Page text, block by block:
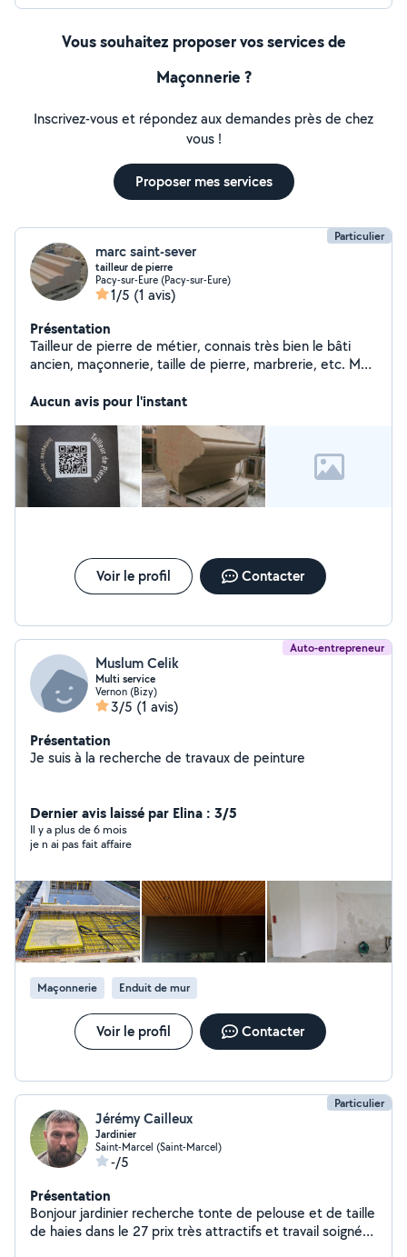
Vous souhaitez proposer vos services de
Maçonnerie ?
Inscrivez-vous et répondez aux demandes près de chez
vous !
Proposer mes services
Particulier
marc saint-sever
tailleur de pierre
Pacy-sur-Eure (Pacy-sur-Eure)
1/5 (1 avis)
Présentation
Tailleur de pierre de métier, connais très bien le bâti
ancien, maçonnerie, taille de pierre, marbrerie, etc. Mon
Aucun avis pour l'instant
Voir le profil Contacter
Auto-entrepreneur
Muslum Celik
Multi service
Vernon (Bizy)
3/5 (1 avis)
Présentation
Je suis à la recherche de travaux de peinture
Dernier avis laissé par Elina : 3/5
Il y a plus de 6 mois
je n ai pas fait affaire
Maçonnerie Enduit de mur
Voir le profil Contacter
Particulier
Jérémy Cailleux
Jardinier
Saint-Marcel (Saint-Marcel)
-/5
Présentation
Bonjour jardinier recherche tonte de pelouse et de taille
de haies dans le 27 prix très attractifs et travail soigné